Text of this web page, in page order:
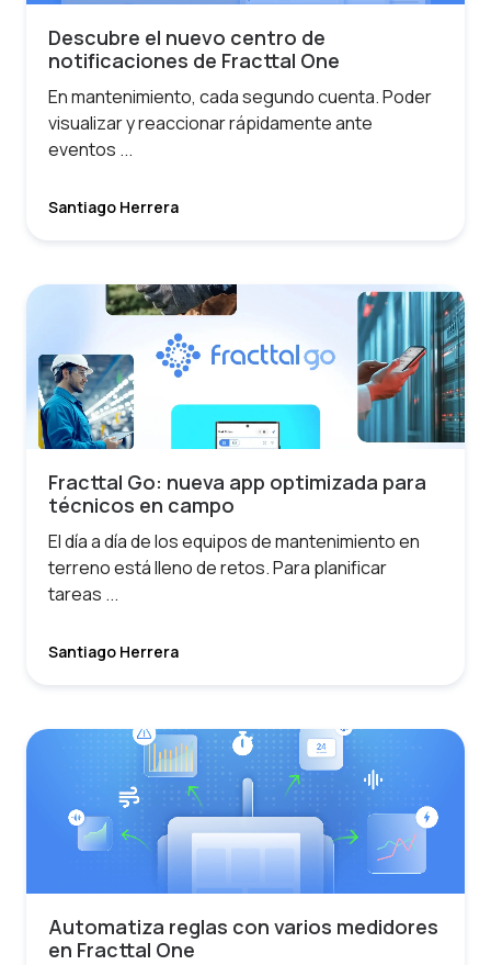
Descubre el nuevo centro de
notificaciones de Fracttal One
En mantenimiento, cada segundo cuenta. Poder
visualizar y reaccionar rápidamente ante
eventos ...
Santiago Herrera
Fracttal Go: nueva app optimizada para
técnicos en campo
El día a día de los equipos de mantenimiento en
terreno está lleno de retos. Para planificar
tareas ...
Santiago Herrera
Automatiza reglas con varios medidores
en Fracttal One